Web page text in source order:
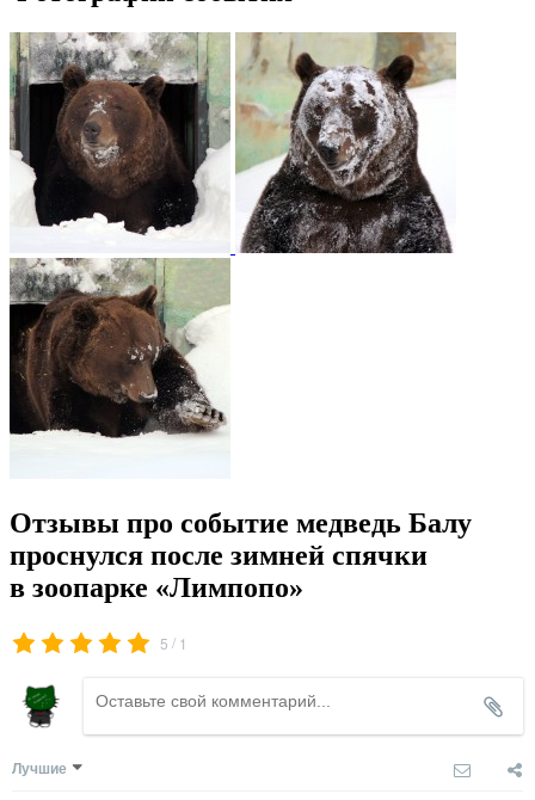
Отзывы про событие медведь Балу
проснулся после зимней спячки
в зоопарке «Лимпопо»
5 / 1
Лучшие